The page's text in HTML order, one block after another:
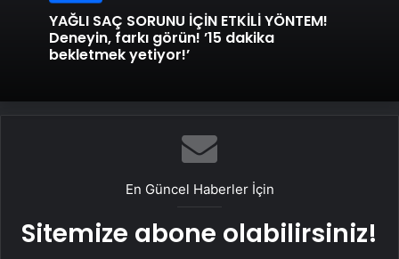
YAĞLI SAÇ SORUNU İÇİN ETKİLİ YÖNTEM!
Deneyin, farkı görün! ’15 dakika
bekletmek yetiyor!’
En Güncel Haberler İçin
Sitemize abone olabilirsiniz!